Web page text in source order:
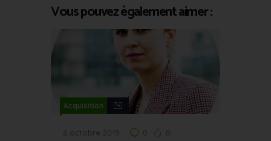
Vous pouvez également aimer :
Acquisition
6 octobre 2019 0 0